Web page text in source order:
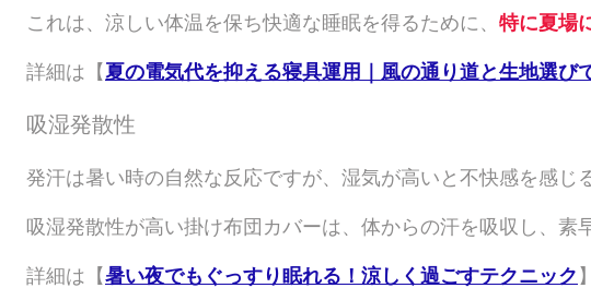
これは、涼しい体温を保ち快適な睡眠を得るために、 特に夏場
詳細は【夏の電気代を抑える寝具運用｜風の通り道と生地選
吸湿発散性
発汗は暑い時の自然な反応ですが、湿気が高いと不快感を感じ
吸湿発散性が高い掛け布団カバーは、体からの汗を吸収し、素
詳細は【暑い夜でもぐっすり眠れる！涼しく過ごすテクニック